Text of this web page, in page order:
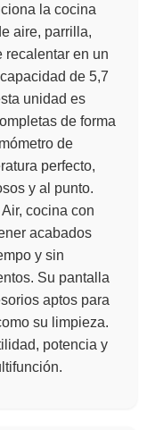
la cocina
aire, parrilla,
recalentar en un
de 5,7
unidad es
de forma
de
perfecto,
y al punto.
cocina con
acabados
y sin
Su pantalla
aptos para
su limpieza.
potencia y